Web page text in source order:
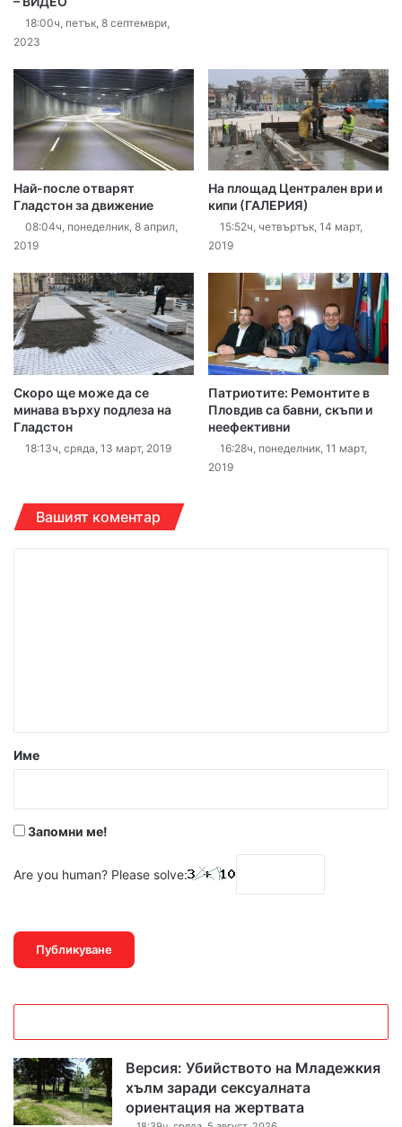
18:00ч, петък, 8 септември,
2023
Най-после отварят
Гладстон за движение
08:04ч, понеделник, 8 април,
2019
На площад Централен ври и
кипи (ГАЛЕРИЯ)
15:52ч, четвъртък, 14 март,
2019
Скоро ще може да се
минава върху подлеза на
Гладстон
18:13ч, сряда, 13 март, 2019
Патриотите: Ремонтите в
Пловдив са бавни, скъпи и
неефективни
16:28ч, понеделник, 11 март,
2019
Вашият коментар
р
Име
Запомни ме!
Are you human? Please solve:
Версия: Убийството на Младежкия
хълм заради сексуалната
ориентация на жертвата